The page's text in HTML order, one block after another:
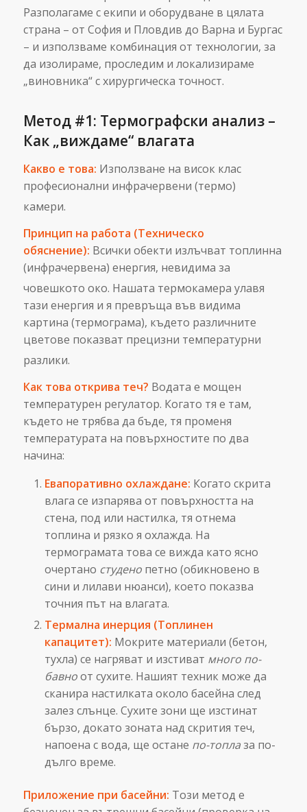
Разполагаме с екипи и оборудване в цялата
страна – от София и Пловдив до Варна и Бургас
– и използваме комбинация от технологии, за
да изолираме, проследим и локализираме
„виновника“ с хирургическа точност.
Метод #1: Термографски анализ –
Как „виждаме“ влагата
Какво е това: Използване на висок клас
професионални инфрачервени (термо)
камери.
Принцип на работа (Техническо
обяснение): Всички обекти излъчват топлинна
(инфрачервена) енергия, невидима за
човешкото око. Нашата термокамера улавя
тази енергия и я превръща във видима
картина (термограма), където различните
цветове показват прецизни температурни
разлики.
Как това открива теч? Водата е мощен
температурен регулатор. Когато тя е там,
където не трябва да бъде, тя променя
температурата на повърхностите по два
начина:
Евапоративно охлаждане: Когато скрита
влага се изпарява от повърхността на
стена, под или настилка, тя отнема
топлина и рязко я охлажда. На
термограмата това се вижда като ясно
очертано студенопетно (обикновено в
сини и лилави нюанси), което показва
точния път на влагата.
Термална инерция (Топлинен
капацитет): Мокрите материали (бетон,
тухла) се нагряват и изстиват много по-
бавноот сухите. Нашият техник може да
сканира настилката около басейна след
залез слънце. Сухите зони ще изстинат
бързо, докато зоната над скрития теч,
напоена с вода, ще остане по-топлаза по-
дълго време.
Приложение при басейни: Този метод е